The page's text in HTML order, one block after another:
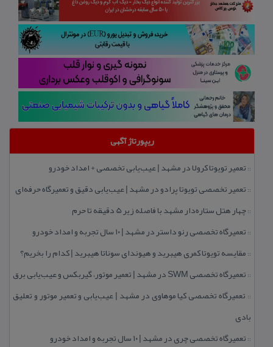
ریپورتاژ آگهی
:: تعمیر تویوتا كرولا در مشهد | عیب‌یابی تخصصی + امداد خودرو
:: تعمیر تخصصی تویوتا پرادو در مشهد | عیب‌یابی دقیق و تعمیرگاه حرفه‌ای
::چهار هتل‌ ستاره‌دار مشهد با فاصله زیر 5 دقیقه تا حرم
:: تعمیرگاه تخصصی رنو داستر در مشهد | ۱۰ سال تجربه و امداد خودرو
:: مقایسه تویوتا كمری هیبرید و هیوندای سوناتا هیبرید | كدام را بخریم؟
:: تعمیرگاه تخصصی SWM در مشهد | تعمیر موتور، گیربكس و عیب‌یابی برق
:: تعمیرگاه تخصصی كیا موهاوی در مشهد | عیب‌یابی و تعمیر موتور و تعلیق
بادی
:: تعمیرگاه تخصصی چری در مشهد | ۱۰ سال تجربه و امداد خودرو